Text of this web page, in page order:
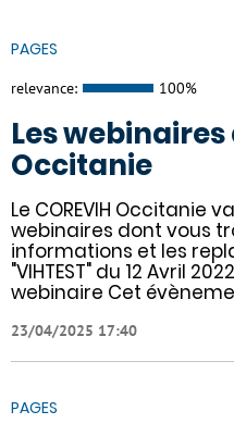
PAGES
relevance: 100%
Les webinaires
Occitanie
Le COREVIH Occitanie
webinaires dont vous
informations et les
"VIHTEST" du 12 Avril
webinaire Cet
23/04/2025 17:40
PAGES